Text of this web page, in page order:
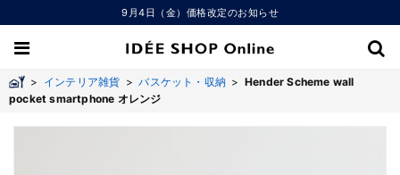
9月4日（金）価格改定のお知らせ
> インテリア雑貨 >バスケット・収納 >Hender Scheme wall
pocket smartphone オレンジ